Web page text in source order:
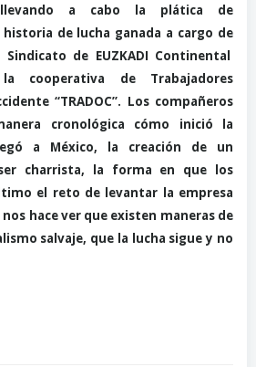
a cabo la plática de
de lucha ganada a cargo de
de EUZKADI Continental
cooperativa de Trabajadores
“TRADOC”. Los compañeros
cronológica cómo inició la
a México, la creación de un
charrista, la forma en que los
el reto de levantar la empresa
hace ver que existen maneras de
salvaje, que la lucha sigue y no